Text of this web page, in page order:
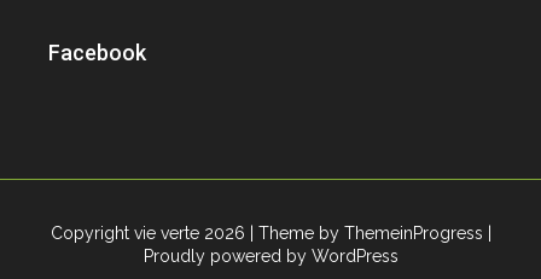
Facebook
Copyright vie verte 2026 | Theme by ThemeinProgress
Proudly powered by WordPress